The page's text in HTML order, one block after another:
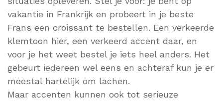
vakantie in Frankrijk en probeert in je beste
Frans een croissant te bestellen. Een verkeerde
klemtoon hier, een verkeerd accent daar, en
voor je het weet bestel je iets heel anders. Het
gebeurt iedereen wel eens en achteraf kun je er
meestal hartelijk om lachen.
Maar accenten kunnen ook tot serieuze